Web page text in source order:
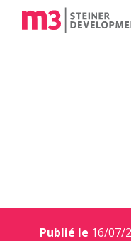
Publié le 16/07/